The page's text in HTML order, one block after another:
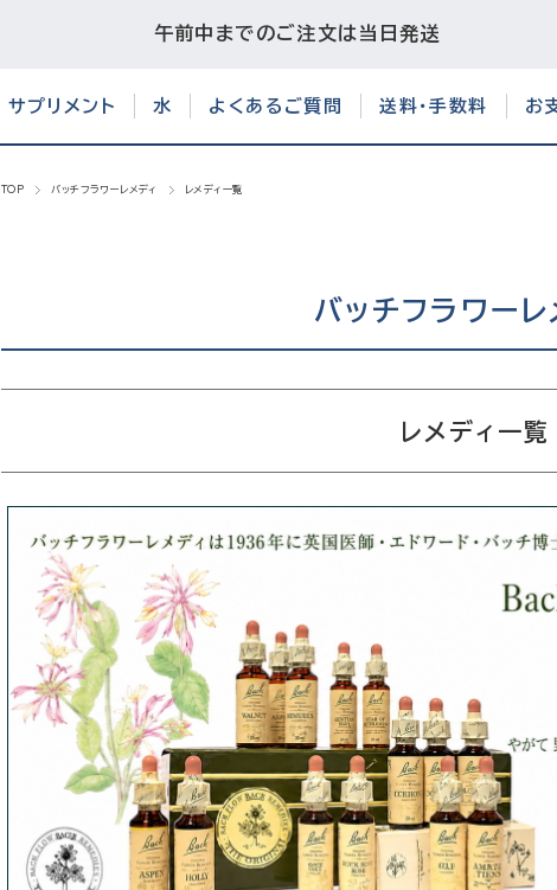
午前中までのご注文は当日発送
サプリメント 水 よくあるご質問 送料・手数料 お
TOP バッチフラワーレメディ レメディ一覧
バッチフラワーレ
レメディ一覧